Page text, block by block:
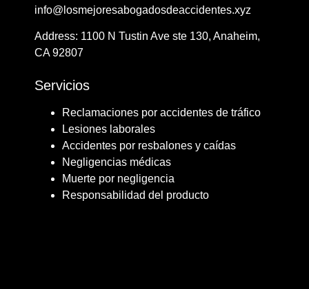
info@losmejoresabogadosdeaccidentes.xyz
Address: ​​1100 N Tustin Ave ste 130, Anaheim,
CA 92807
Servicios
Reclamaciones por accidentes de tráfico
Lesiones laborales
Accidentes por resbalones y caídas
Negligencias médicas
Muerte por negligencia
Responsabilidad del producto